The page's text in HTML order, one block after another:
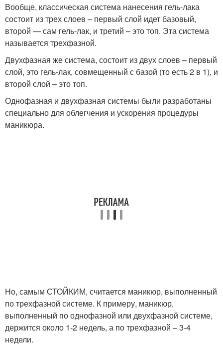
Вообще, классическая система нанесения гель-лака
состоит из трех слоев – первый слой идет базовый,
второй — сам гель-лак, и третий – это топ. Эта система
называется трехфазной.
Двухфазная же система, состоит из двух слоев – первый
слой, это гель-лак, совмещенный с базой (то есть 2 в 1), и
второй слой – это топ.
Однофазная и двухфазная системы были разработаны
специально для облегчения и ускорения процедуры
маникюра.
Но, самым СТОЙКИМ, считается маникюр, выполненный
по трехфазной системе. К примеру, маникюр,
выполненный по однофазной или двухфазной системе,
держится около 1-2 недель, а по трехфазной – 3-4
недели.